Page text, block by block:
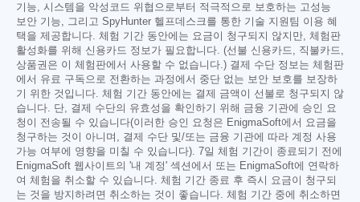
기능, 시스템을 악성코드 위협으로부터 적극적으로 보호하는 고성능
보안 기능, 그리고 SpyHunter 헬프데스크를 통한 기술 지원팀 이용 혜
택을 제공합니다. 체험 기간 동안에는 요금이 청구되지 않지만, 체험판
활성화를 위해 신용카드 정보가 필요합니다. (선불 신용카드, 직불카드,
상품권은 이 체험판에서 사용할 수 없습니다.) 결제 수단 정보는 체험판
에서 유료 구독으로 전환하는 과정에서 중단 없는 보안 보호를 보장하
기 위한 것입니다. 체험 기간 동안에는 결제 금액이 선불로 청구되지 않
습니다. 단, 결제 수단의 유효성을 확인하기 위해 금융 기관에 승인 요
청이 전송될 수 있습니다(이러한 승인 요청은 EnigmaSoft에서 요금을
청구하는 것이 아니며, 결제 수단 및/또는 금융 기관에 따라 계정 사용
가능 여부에 영향을 미칠 수 있습니다). 7일 체험 기간이 종료되기 전에
EnigmaSoft 웹사이트의 '내 계정' 섹션에서 또는 EnigmaSoft에 연락하
여 체험을 취소할 수 있습니다. 체험 기간 종료 후 즉시 요금이 청구되
는 것을 방지하려면 취소하는 것이 좋습니다. 체험 기간 중에 취소하면